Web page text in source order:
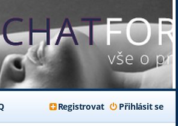
Přihlásit se
Registrovat